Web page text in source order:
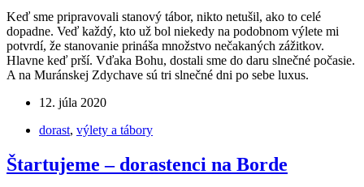
Keď sme pripravovali stanový tábor, nikto netušil, ako to celé
dopadne. Veď každý, kto už bol niekedy na podobnom výlete mi
potvrdí, že stanovanie prináša množstvo nečakaných zážitkov.
Hlavne keď prší. Vďaka Bohu, dostali sme do daru slnečné počasie.
A na Muránskej Zdychave sú tri slnečné dni po sebe luxus.
12. júla 2020
dorast, výlety a tábory
Štartujeme – dorastenci na Borde